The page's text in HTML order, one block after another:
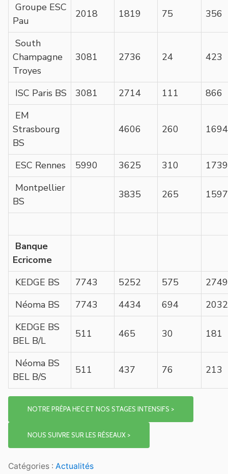
Groupe ESC
Pau
2018 1819 75 356
South
Champagne
Troyes
3081 2736 24 423
ISC Paris BS 3081 2714 111
866
EM
Strasbourg
BS
4606 260 1694
ESC Rennes 5990 3625 310
1739
Montpellier
BS
3835 265 1597
Banque
Ecricome
KEDGE BS
7743 5252 575
2749
Néoma BS
7743 4434 694
2032
KEDGE BS
BEL B/L
511 465 30 181
Néoma BS
BEL B/S
511 437 76 213
NOTRE PRÉPA HEC ET NOS STAGES INTENSIFS >
NOUS SUIVRE SUR LES RÉSEAUX >
Catégories : Actualités